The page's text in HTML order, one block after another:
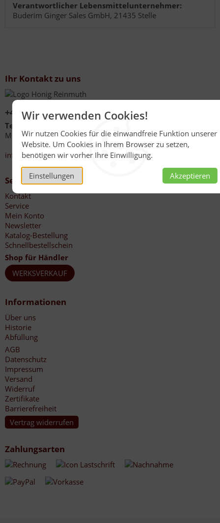
Wir verwenden Cookies!
Wir nutzen Cookies für die einwandfreie Funktion unserer
Website. Um Cookies in Ihrem Browser zu setzen,
benötigen wir vorher Ihre Einwilligung.
Einstellungen Akzeptieren
Verantwortlicher Lebensmittelunternehmer:
Buderim Ginger Sales GmbH, 21435 Stelle
Ihr Kontakt zu uns
+49 (0)6267 1021
Telefonzeiten
Mo - Fr 08:00 - 12:00 Uhr
13:30 - 17:00 Uhr
info@honig-reinmuth.de
Service
Kontakt
Service
Mein Konto
Newsletter
Katalog-Bestellung
Schnellbestellschein
Shop für Händler
WERKSVERKAUF
Informationen
Über uns
Historie
Abfüllung
AGB
Datenschutz
Impressum
Versand
Widerruf
Zertifikate
Barrierefreiheit
Vertrag widerrufen
Zahlungsarten